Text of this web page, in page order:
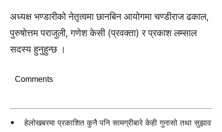
अध्यक्ष भण्डारीको नेतृत्वमा छानबिन आयोगमा चण्डीराज ढकाल,
पुरुषोत्तम पराजुली, गणेश केसी (प्रवक्ता) र प्रकाश लम्साल
सदस्य हुनुहुन्छ ।
Comments
हेलोखबरमा प्रकाशित कुनै पनि सामग्रीबारे केही गुनासो तथा सुझाव